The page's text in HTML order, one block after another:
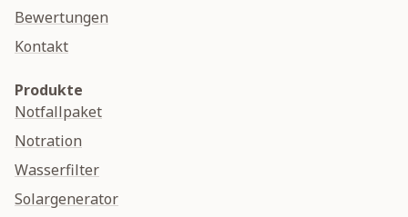
Bewertungen
Kontakt
Produkte
Notfallpaket
Notration
Wasserfilter
Solargenerator